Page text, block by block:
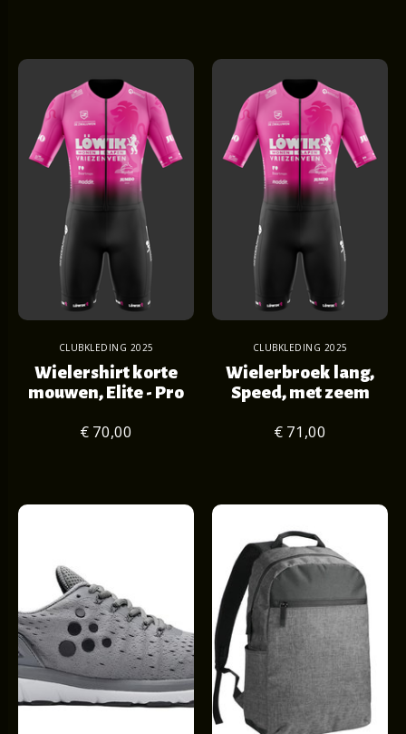
CLUBKLEDING 2025
Wielershirt korte
mouwen, Elite - Pro
€ 70,00
CLUBKLEDING 2025
Wielerbroek lang,
Speed, met zeem
€ 71,00